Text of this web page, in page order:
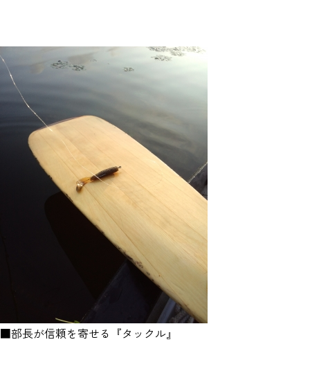
■部長が信頼を寄せる『タックル』